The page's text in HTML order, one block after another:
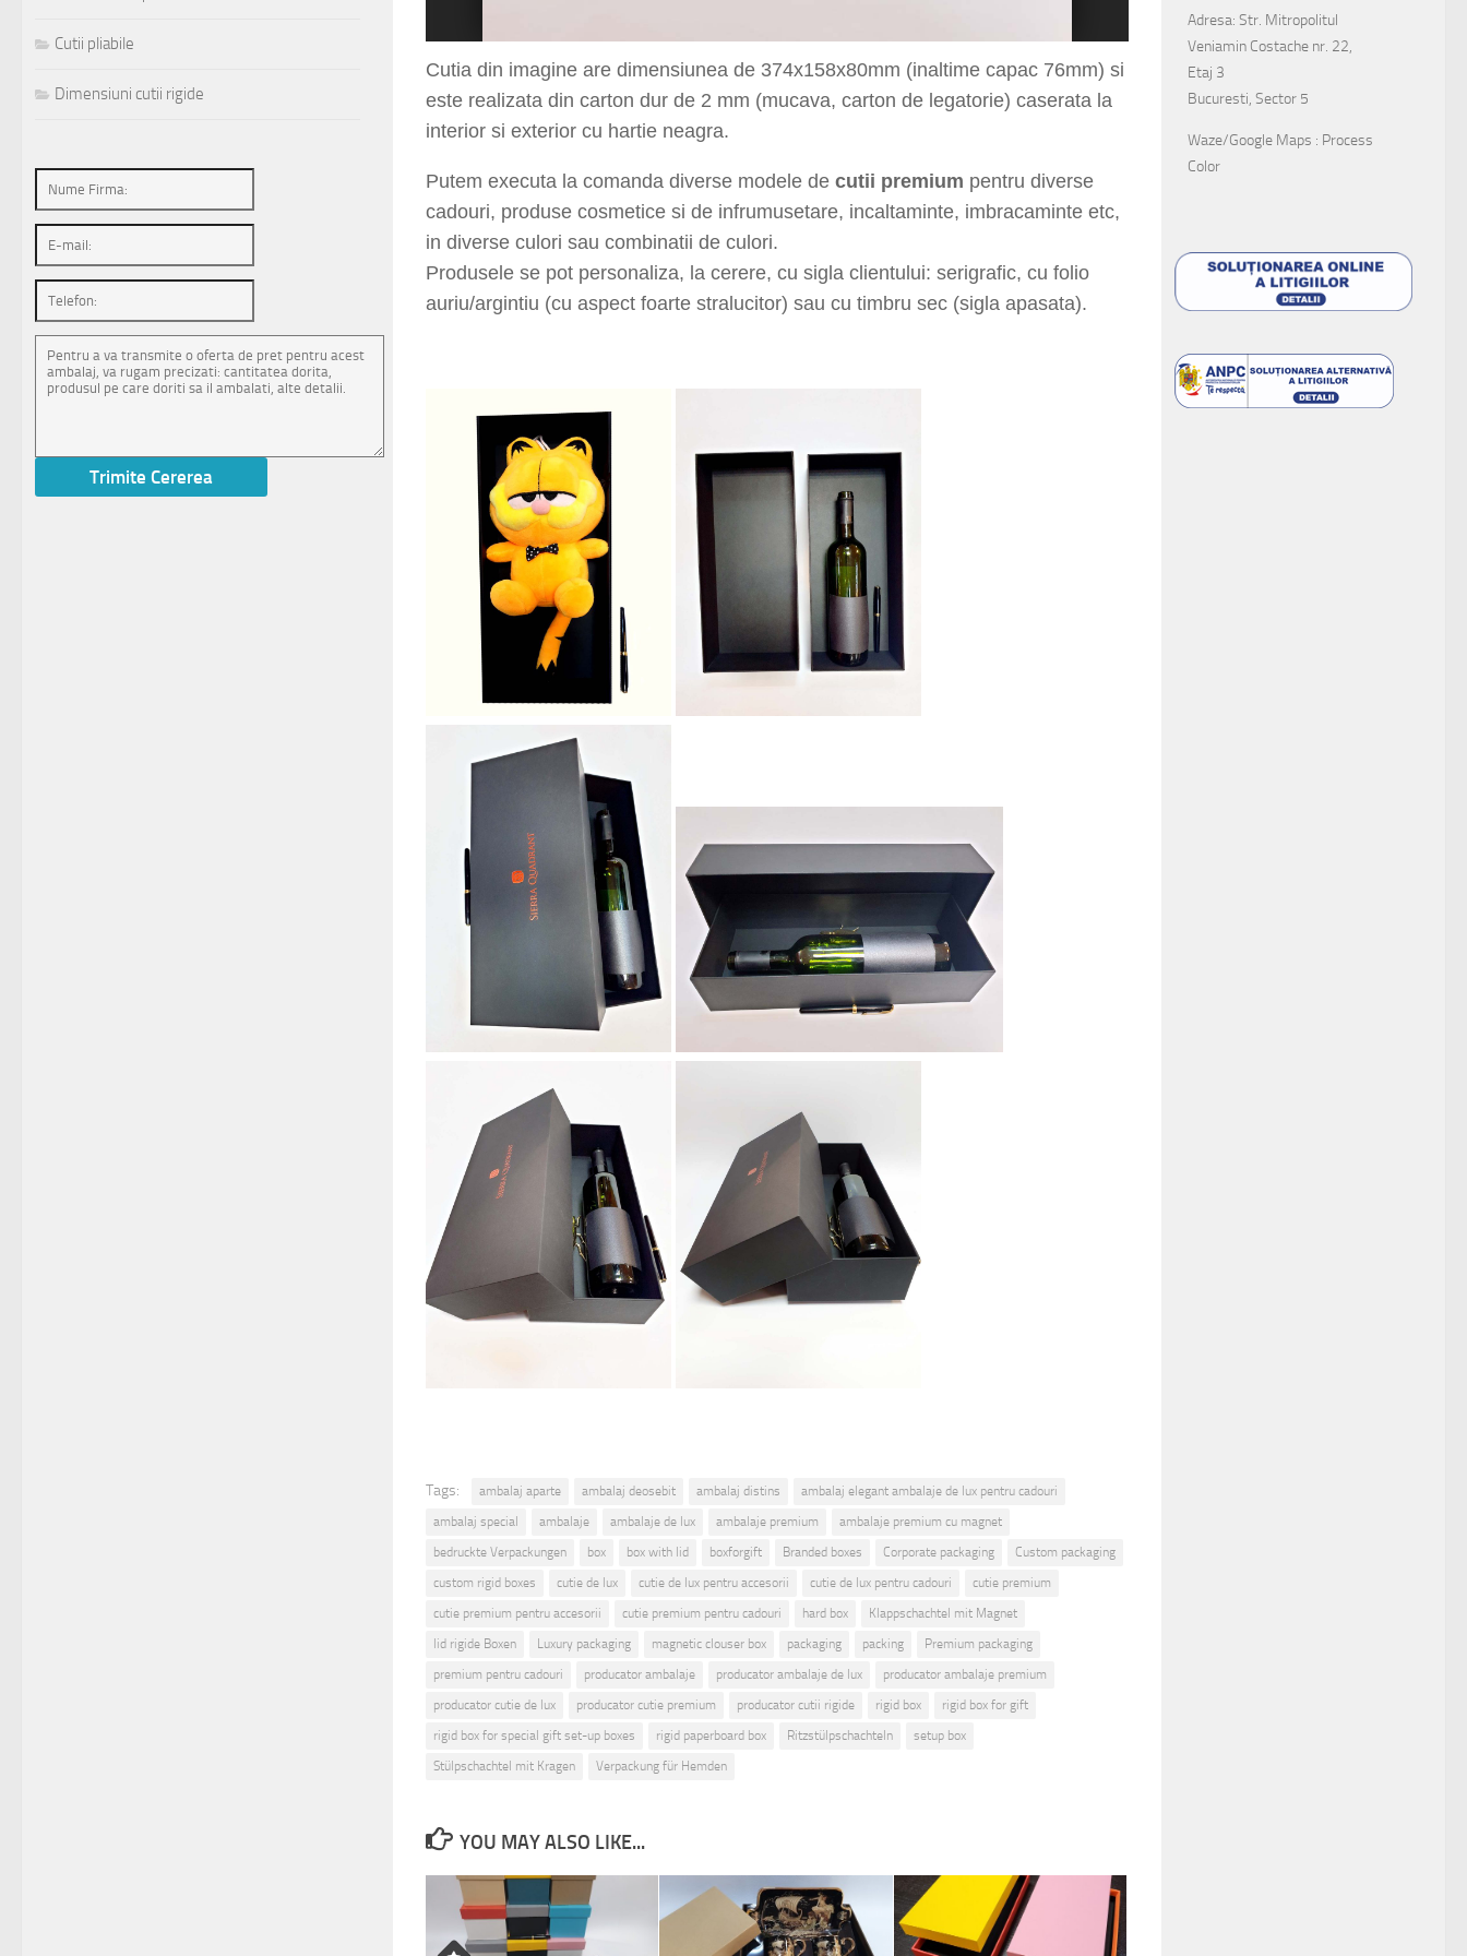
Cutia din imagine are dimensiunea de 374x158x80mm (inaltime capac 76mm) si
este realizata din carton dur de 2 mm (mucava, carton de legatorie) caserata la
interior si exterior cu hartie neagra.
Putem executa la comanda diverse modele de cutii premium pentru diverse
cadouri, produse cosmetice si de infrumusetare, incaltaminte, imbracaminte etc,
in diverse culori sau combinatii de culori.
Produsele se pot personaliza, la cerere, cu sigla clientului: serigrafic, cu folio
auriu/argintiu (cu aspect foarte stralucitor) sau cu timbru sec (sigla apasata).
Tags: ambalaj aparte ambalaj deosebit ambalaj distins
ambalaj elegant ambalaje de lux pentru cadouri
ambalaj special
ambalaje ambalaje de lux ambalaje premium
ambalaje premium cu magnet
bedruckte Verpackungen
box box with lid boxforgift Branded boxes Corporate packaging
Custom packaging
custom rigid boxes
cutie de lux cutie de lux pentru accesorii cutie de lux pentru cadouri
cutie premium
cutie premium pentru accesorii
cutie premium pentru cadouri hard box
Klappschachtel mit Magnet
lid rigide Boxen
Luxury packaging magnetic clouser box packaging packing
Premium packaging
premium pentru cadouri
producator ambalaje producator ambalaje de lux
producator ambalaje premium
producator cutie de lux
producator cutie premium producator cutii rigide rigid box
rigid box for gift
rigid box for special gift set-up boxes
rigid paperboard box Ritzstülpschachteln
setup box
Stülpschachtel mit Kragen
Verpackung für Hemden
YOU MAY ALSO LIKE...
Cutii pliabile
Dimensiuni cutii rigide
Adresa: Str. Mitropolitul
Veniamin Costache nr. 22,
Etaj 3
Bucuresti, Sector 5
Waze/Google Maps : Process
Color